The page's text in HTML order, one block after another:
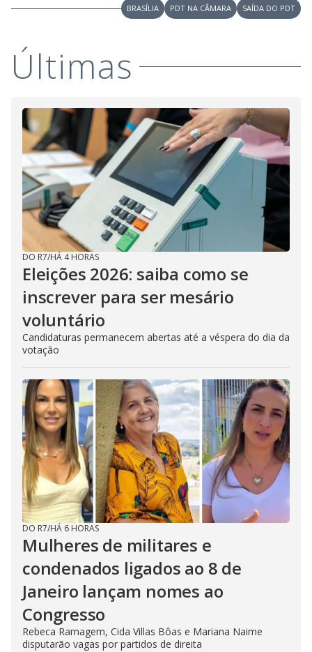
y
V
i
d
e
o
BRASÍLIA PDT NA CÂMARA SAÍDA DO PDT
Últimas
DO R7/HÁ 4 HORAS
Eleições 2026: saiba como se
inscrever para ser mesário
voluntário
Candidaturas permanecem abertas até a véspera do dia da
votação
DO R7/HÁ 6 HORAS
Mulheres de militares e
condenados ligados ao 8 de
Janeiro lançam nomes ao
Congresso
Rebeca Ramagem, Cida Villas Bôas e Mariana Naime
disputarão vagas por partidos de direita